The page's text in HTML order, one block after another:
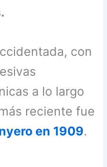
con
a lo largo
reciente fue
en 1909.